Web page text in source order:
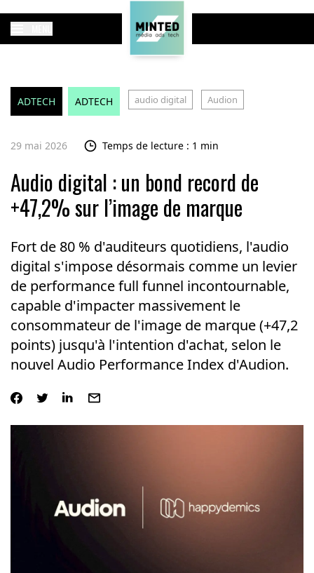
ADTECH ADTECH audio digital Audion
29 mai 2026 Temps de lecture : 1 min
Audio digital : un bond record de
+47,2% sur l’image de marque
Fort de 80 % d'auditeurs quotidiens, l'audio
digital s'impose désormais comme un levier
de performance full funnel incontournable,
capable d'impacter massivement le
consommateur de l'image de marque (+47,2
points) jusqu'à l'intention d'achat, selon le
nouvel Audio Performance Index d'Audion.